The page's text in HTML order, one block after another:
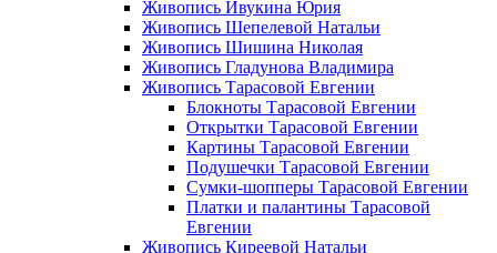
Живопись Ивукина Юрия
Живопись Шепелевой Натальи
Живопись Шишина Николая
Живопись Гладунова Владимира
Живопись Тарасовой Евгении
Блокноты Тарасовой Евгении
Открытки Тарасовой Евгении
Картины Тарасовой Евгении
Подушечки Тарасовой Евгении
Сумки-шопперы Тарасовой Евгении
Платки и палантины Тарасовой
Евгении
Живопись Киреевой Натальи